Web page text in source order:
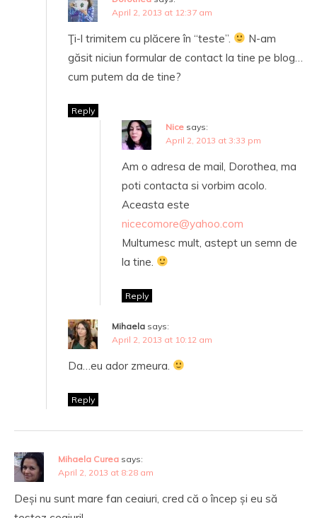
April 2, 2013 at 12:37 am
Ţi-l trimitem cu plăcere în “teste”.
N-am
găsit niciun formular de contact la tine pe blog…
cum putem da de tine?
Reply
Nice says:
April 2, 2013 at 3:33 pm
Am o adresa de mail, Dorothea, ma
poti contacta si vorbim acolo.
Aceasta este
nicecomore@yahoo.com
Multumesc mult, astept un semn de
la tine.
Reply
Mihaela says:
April 2, 2013 at 10:12 am
Da…eu ador zmeura.
Reply
Mihaela Curea says:
April 2, 2013 at 8:28 am
Deși nu sunt mare fan ceaiuri, cred că o încep și eu să